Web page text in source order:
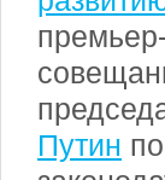
Путин